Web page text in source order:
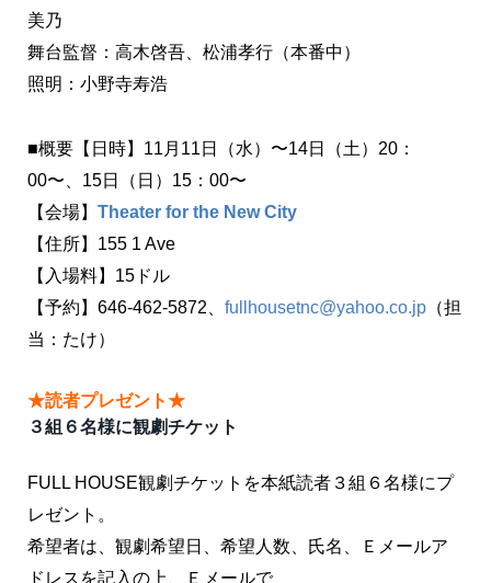
美乃
舞台監督：高木啓吾、松浦孝行（本番中）
照明：小野寺寿浩
■概要【日時】11月11日（水）〜14日（土）20：
00〜、15日（日）15：00〜
【会場】 Theater for the New City
【住所】155 1 Ave
【入場料】15ドル
【予約】646-462-5872、 fullhousetnc@yahoo.co.jp （担
当：たけ）
★読者プレゼント★
３組６名様に観劇チケット
FULL HOUSE観劇チケットを本紙読者３組６名様にプ
レゼント。
希望者は、観劇希望日、希望人数、氏名、Ｅメールア
ドレスを記入の上、Ｅメールで